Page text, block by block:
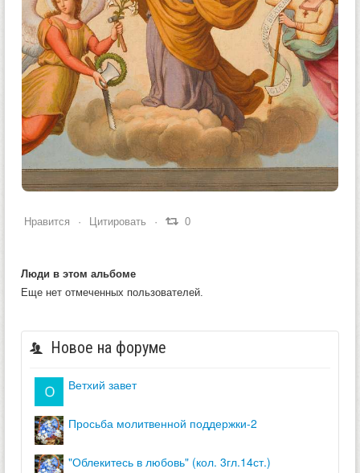
Нравится Цитировать 0
Люди в этом альбоме
Еще нет отмеченных пользователей.
Новое на форуме
ветхий завет
просьба молитвенной поддержки-2
"облекитесь в любовь" (кол. 3гл.14ст.)